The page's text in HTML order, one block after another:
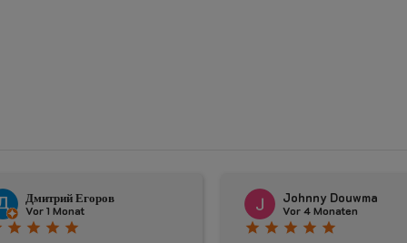
Johnny Douwma
Vor 4 Monaten